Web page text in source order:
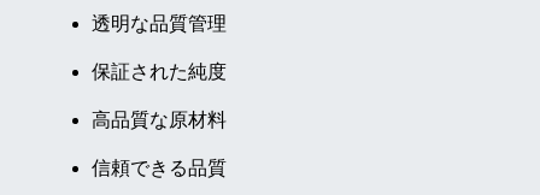
透明な品質管理
保証された純度
高品質な原材料
信頼できる品質